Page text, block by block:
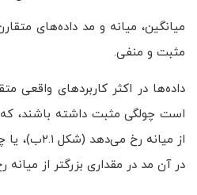
میانگین، میانه و مد داده‌های
مثبت و منفی.
داده‌ها در اکثر کاربردهای واقعی
است چولگی مثبت داشته باشند،
از میانه رخ
در آن مد در مقداری بزرگتر از میانه